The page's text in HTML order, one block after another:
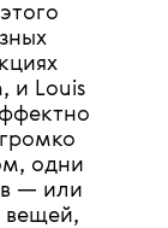
и Louis
одни
— или
вещей,